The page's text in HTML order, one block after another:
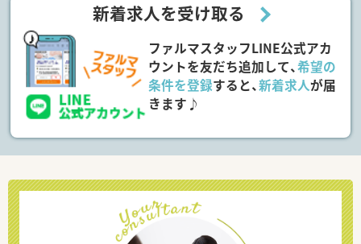
新着求人を受け取る
ファルマスタッフLINE公式アカ
ウントを友だち追加して、希望の
条件を登録すると、新着求人が届
きます♪